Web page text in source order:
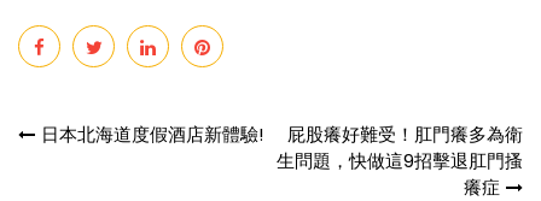
Post
日本北海道度假酒店新體驗!
屁股癢好難受！肛門癢多為衛
生問題，快做這9招擊退肛門搔
癢症